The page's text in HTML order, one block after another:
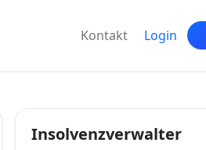
Kontakt Login
Insolvenzverwalter